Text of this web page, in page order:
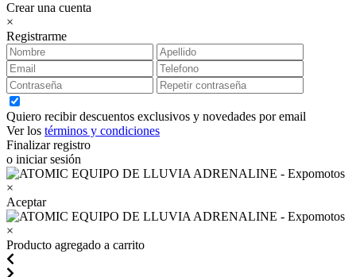
Crear una cuenta
×
Registrarme
Quiero recibir descuentos exclusivos y novedades por email
Ver los términos y condiciones
Finalizar registro
o iniciar sesión
×
Aceptar
×
Producto agregado a carrito